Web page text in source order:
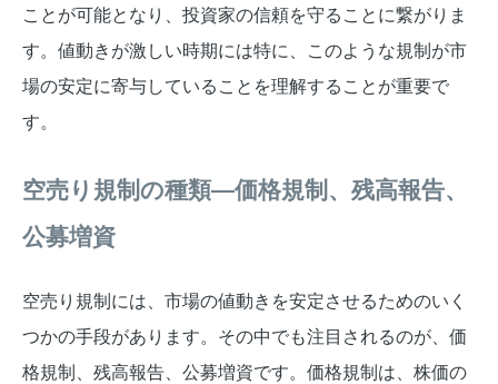
ことが可能となり、投資家の信頼を守ることに繋がりま
す。値動きが激しい時期には特に、このような規制が市
場の安定に寄与していることを理解することが重要で
す。
空売り規制の種類—価格規制、残高報告、
公募増資
空売り規制には、市場の値動きを安定させるためのいく
つかの手段があります。その中でも注目されるのが、価
格規制、残高報告、公募増資です。価格規制は、株価の